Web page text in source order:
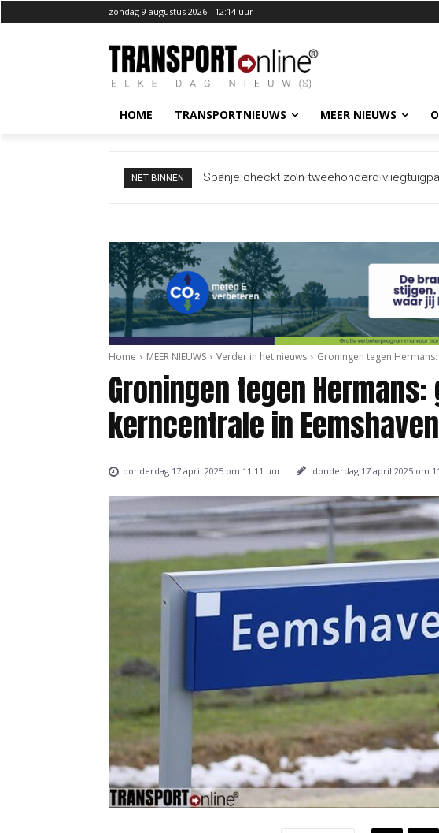
zondag 9 augustus 2026 - 12:14 uur
HOME TRANSPORTNIEUWS MEER NIEUWS
NET BINNEN Autoriteiten onderzoeken bijna-botsing
Home MEER NIEUWS Verder in het nieuws Groningen tegen
Groningen tegen
kerncentrale in Eemshaven
donderdag 17 april 2025 om 11:11 uur donderdag 17 april 2025 om